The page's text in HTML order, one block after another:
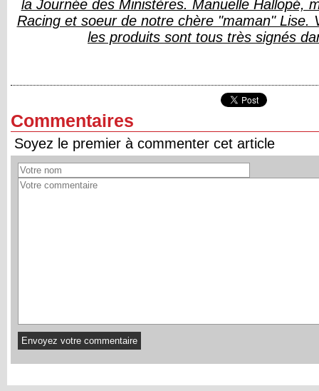
la Journée des Ministères. Manuelle Hallopé,
Racing et soeur de notre chère "maman" Lise.
les produits sont tous très signés
Commentaires
Soyez le premier à commenter cet article